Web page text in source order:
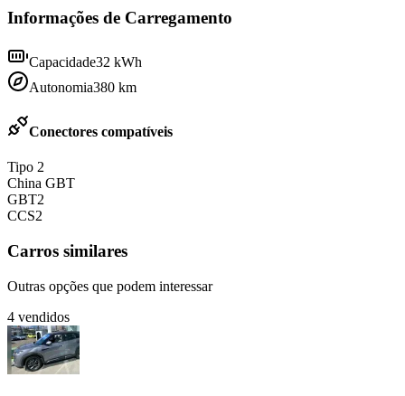
Informações de Carregamento
Capacidade32 kWh
Autonomia380 km
Conectores compatíveis
Tipo 2
China GBT
GBT2
CCS2
Carros similares
Outras opções que podem interessar
4 vendidos